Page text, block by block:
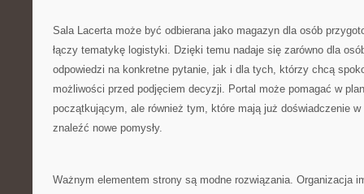
Sala Lacerta może być odbierana jako magazyn dla osób
łączy tematykę logistyki. Dzięki temu nadaje się zarówno dla
odpowiedzi na konkretne pytanie, jak i dla tych, którzy chcą
możliwości przed podjęciem decyzji. Portal może pomagać w
początkującym, ale również tym, które mają już doświadczenie
znaleźć nowe pomysły.
Ważnym elementem strony są modne rozwiązania. Organizacja